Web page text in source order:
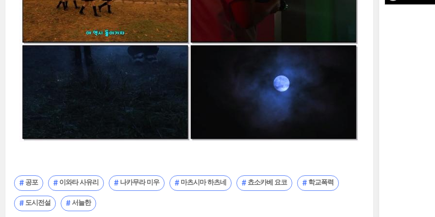
공포 이와타 사유리 나카무라 미우 마츠시마 하츠네 쵸소카베 요코 학교폭력
도시전설 서늘한